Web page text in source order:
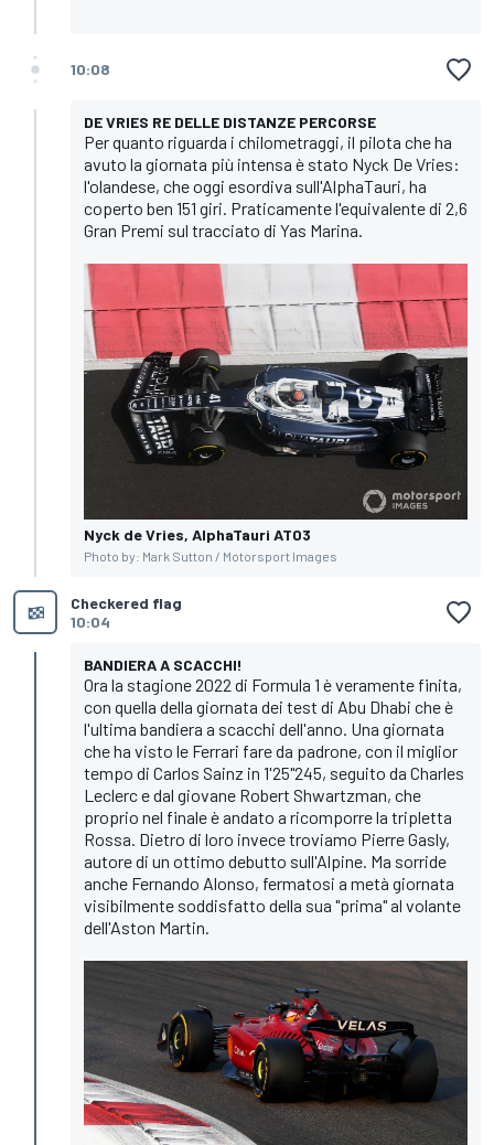
10:08
DE VRIES RE DELLE DISTANZE PERCORSE
Per quanto riguarda i chilometraggi, il pilota che ha
avuto la giornata più intensa è stato Nyck De Vries:
l'olandese, che oggi esordiva sull'AlphaTauri, ha
coperto ben 151 giri. Praticamente l'equivalente di 2,6
Gran Premi sul tracciato di Yas Marina.
Nyck de Vries, AlphaTauri AT03
Photo by: Mark Sutton / Motorsport Images
Checkered flag
10:04
BANDIERA A SCACCHI!
Ora la stagione 2022 di Formula 1 è veramente finita,
con quella della giornata dei test di Abu Dhabi che è
l'ultima bandiera a scacchi dell'anno. Una giornata
che ha visto le Ferrari fare da padrone, con il miglior
tempo di Carlos Sainz in 1'25"245, seguito da Charles
Leclerc e dal giovane Robert Shwartzman, che
proprio nel finale è andato a ricomporre la tripletta
Rossa. Dietro di loro invece troviamo Pierre Gasly,
autore di un ottimo debutto sull'Alpine. Ma sorride
anche Fernando Alonso, fermatosi a metà giornata
visibilmente soddisfatto della sua "prima" al volante
dell'Aston Martin.